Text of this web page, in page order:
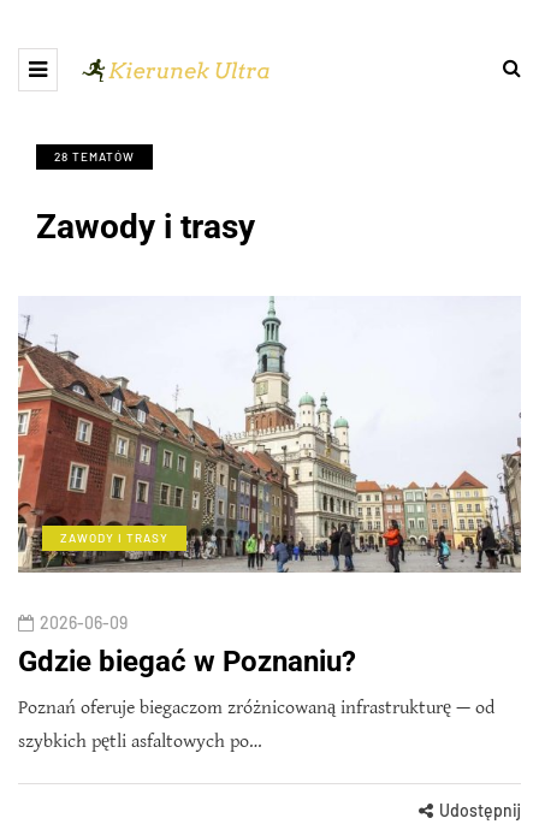
28 TEMATÓW
Zawody i trasy
ZAWODY I TRASY
2026-06-09
Gdzie biegać w Poznaniu?
Poznań oferuje biegaczom zróżnicowaną infrastrukturę — od
szybkich pętli asfaltowych po…
Udostępnij